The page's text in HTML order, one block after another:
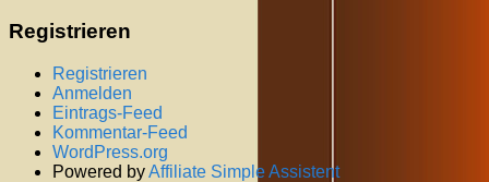
Registrieren
Registrieren
Anmelden
Eintrags-Feed
Kommentar-Feed
WordPress.org
Powered byAffiliate Simple Assistent